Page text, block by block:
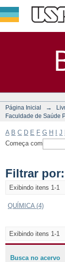
Página Inicial →
Faculdade de Saúde
A B C D E F G H J
Começa com
Filtrar
Exibindo itens 1-1
QUÍMICA (4)
Exibindo itens 1-1
Busca no acervo